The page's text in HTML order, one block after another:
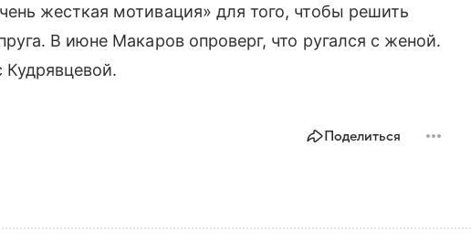
жесткая мотивация» для того, чтобы решить
В июне Макаров опроверг, что ругался с женой.
Поделиться